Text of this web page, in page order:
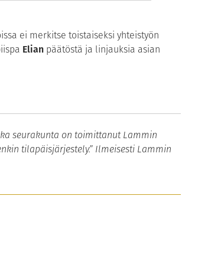
ei merkitse toistaiseksi yhteistyön
Elian päätöstä ja linjauksia asian
seurakunta on toimittanut Lammin
tilapäisjärjestely.” Ilmeisesti Lammin